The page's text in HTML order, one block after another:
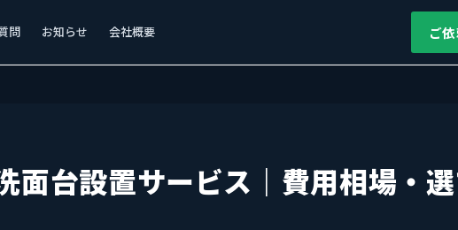
ご
問 お知らせ 会社概要
面台設置サービス｜費用相場・